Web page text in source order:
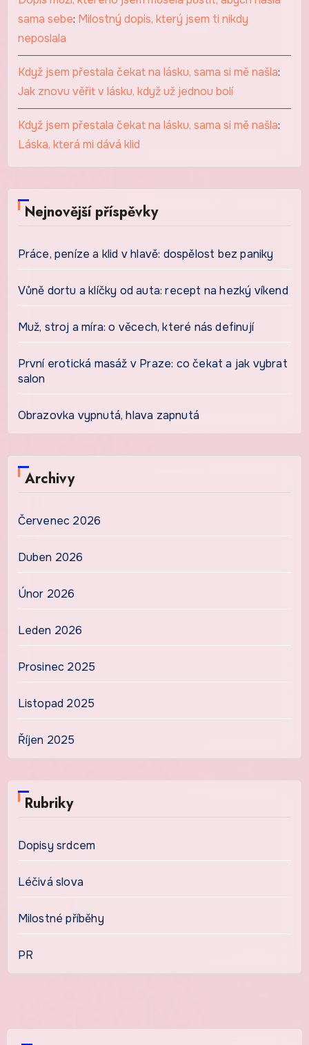
sama sebe: Milostný dopis, který jsem ti nikdy
neposlala
Když jsem přestala čekat na lásku, sama si mě našla:
Jak znovu věřit v lásku, když už jednou bolí
Když jsem přestala čekat na lásku, sama si mě našla:
Láska, která mi dává klid
Nejnovější příspěvky
Práce, peníze a klid v hlavě: dospělost bez paniky
Vůně dortu a klíčky od auta: recept na hezký víkend
Muž, stroj a míra: o věcech, které nás definují
První erotická masáž v Praze: co čekat a jak vybrat
salon
Obrazovka vypnutá, hlava zapnutá
Archivy
Červenec 2026
Duben 2026
Únor 2026
Leden 2026
Prosinec 2025
Listopad 2025
Říjen 2025
Rubriky
Dopisy srdcem
Léčivá slova
Milostné příběhy
PR